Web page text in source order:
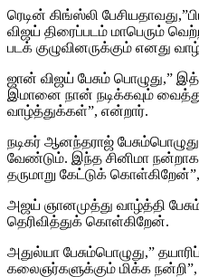
ரெடின் கிங்ஸ்லி
விஜய் திரைப்படம் மாபெரும்
படக் குழுவினருக்கும் எனது
ஜான் விஜய் பேசும் பொழுது,”
இமானை நான் நடிக்கவும்
வாழ்த்துக்கள்”, என்றார்.
நடிகர் ஆனந்தராஜ்
வேண்டும். இந்த சினிமா
தருமாறு கேட்டுக்
அஜய் ஞானமுத்து வாழ்த்தி
தெரிவித்துக் கொள்கிறேன்.
அதுல்யா பேசும்பொழுது,”
கலைஞர்களுக்கும் மிக்க